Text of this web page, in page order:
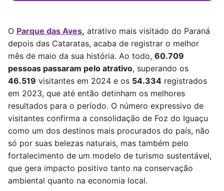
O Parque das Aves, atrativo mais visitado do Paraná
depois das Cataratas, acaba de registrar o melhor
mês de maio da sua história. Ao todo, 60.709
pessoas passaram pelo atrativo, superando os
46.519 visitantes em 2024 e os 54.334 registrados
em 2023, que até então detinham os melhores
resultados para o período. O número expressivo de
visitantes confirma a consolidação de Foz do Iguaçu
como um dos destinos mais procurados do país, não
só por suas belezas naturais, mas também pelo
fortalecimento de um modelo de turismo sustentável,
que gera impacto positivo tanto na conservação
ambiental quanto na economia local.